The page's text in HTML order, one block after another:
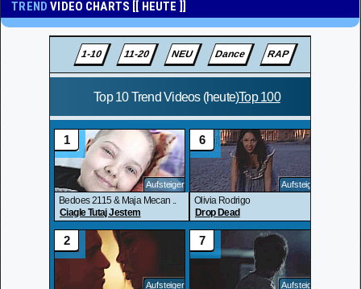
TRENDVIDEO CHARTS [[ HEUTE ]]